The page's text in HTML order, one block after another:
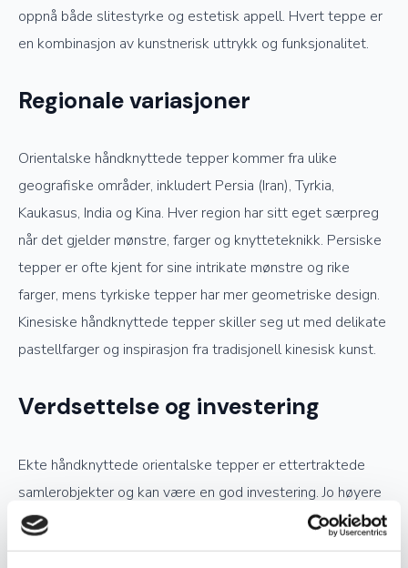
oppnå både slitestyrke og estetisk appell. Hvert teppe er
en kombinasjon av kunstnerisk uttrykk og funksjonalitet.
Regionale variasjoner
Orientalske håndknyttede tepper kommer fra ulike
geografiske områder, inkludert Persia (Iran), Tyrkia,
Kaukasus, India og Kina. Hver region har sitt eget særpreg
når det gjelder mønstre, farger og knytteteknikk. Persiske
tepper er ofte kjent for sine intrikate mønstre og rike
farger, mens tyrkiske tepper har mer geometriske design.
Kinesiske håndknyttede tepper skiller seg ut med delikate
pastellfarger og inspirasjon fra tradisjonell kinesisk kunst.
Verdsettelse og investering
Ekte håndknyttede orientalske tepper er ettertraktede
samlerobjekter og kan være en god investering. Jo høyere
kvalitet og finere knytting et teppe har, desto mer
verdifullt blir det over tid. Opprinnelse, materialvalg og